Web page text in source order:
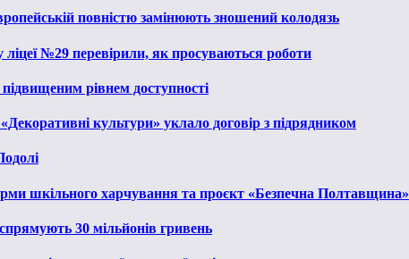
повністю замінюють зношений колодязь
№29 перевірили, як просуваються роботи
рівнем доступності
культури» уклало договір з підрядником
шкільного харчування та проєкт «Безпечна Полтавщина»
30 мільйонів гривень